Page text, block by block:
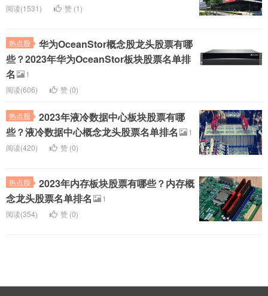
阅读(1531)
赞 (1)
热点股
华为OceanStor概念股龙头股票有哪
些？2023年华为OceanStor板块股票名单排
名
1
阅读(606)
赞 (0)
热点股
2023年液冷数据中心板块股票有哪
些？液冷数据中心概念龙头股票名单排名
1
阅读(420)
赞 (0)
热点股
2023年内存板块股票有哪些？内存概
念龙头股票名单排名
1
阅读(354)
赞 (0)